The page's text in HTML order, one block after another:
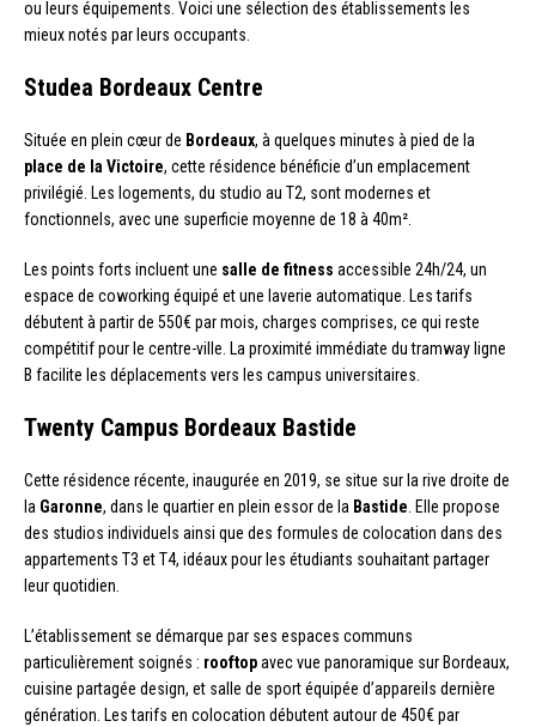
ou leurs équipements. Voici une sélection des établissements les
mieux notés par leurs occupants.
Studea Bordeaux Centre
Située en plein cœur de Bordeaux, à quelques minutes à pied de la
place de la Victoire, cette résidence bénéficie d’un emplacement
privilégié. Les logements, du studio au T2, sont modernes et
fonctionnels, avec une superficie moyenne de 18 à 40m².
Les points forts incluent une salle de fitness accessible 24h/24, un
espace de coworking équipé et une laverie automatique. Les tarifs
débutent à partir de 550€ par mois, charges comprises, ce qui reste
compétitif pour le centre-ville. La proximité immédiate du tramway ligne
B facilite les déplacements vers les campus universitaires.
Twenty Campus Bordeaux Bastide
Cette résidence récente, inaugurée en 2019, se situe sur la rive droite de
la Garonne, dans le quartier en plein essor de la Bastide. Elle propose
des studios individuels ainsi que des formules de colocation dans des
appartements T3 et T4, idéaux pour les étudiants souhaitant partager
leur quotidien.
L’établissement se démarque par ses espaces communs
particulièrement soignés : rooftopavec vue panoramique sur Bordeaux,
cuisine partagée design, et salle de sport équipée d’appareils dernière
génération. Les tarifs en colocation débutent autour de 450€ par